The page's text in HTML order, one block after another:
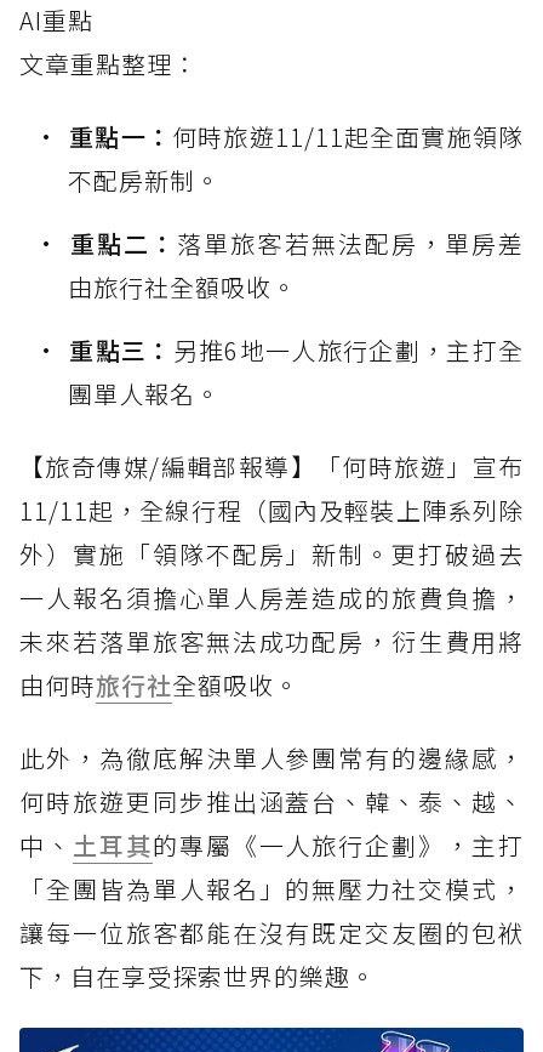
AI重點
文章重點整理：
重點一： 何時旅遊11/11起全面實施領隊
不配房新制。
重點二： 落單旅客若無法配房，單房差
由旅行社全額吸收。
重點三： 另推6地一人旅行企劃，主打全
團單人報名。
【旅奇傳媒/編輯部報導】「何時旅遊」宣布
11/11起，全線行程（國內及輕裝上陣系列除
外）實施「領隊不配房」新制。更打破過去
一人報名須擔心單人房差造成的旅費負擔，
未來若落單旅客無法成功配房，衍生費用將
由何時旅行社全額吸收。
此外，為徹底解決單人參團常有的邊緣感，
何時旅遊更同步推出涵蓋台、韓、泰、越、
中、 土耳其的專屬《一人旅行企劃》，主打
「全團皆為單人報名」的無壓力社交模式，
讓每一位旅客都能在沒有既定交友圈的包袱
下，自在享受探索世界的樂趣。